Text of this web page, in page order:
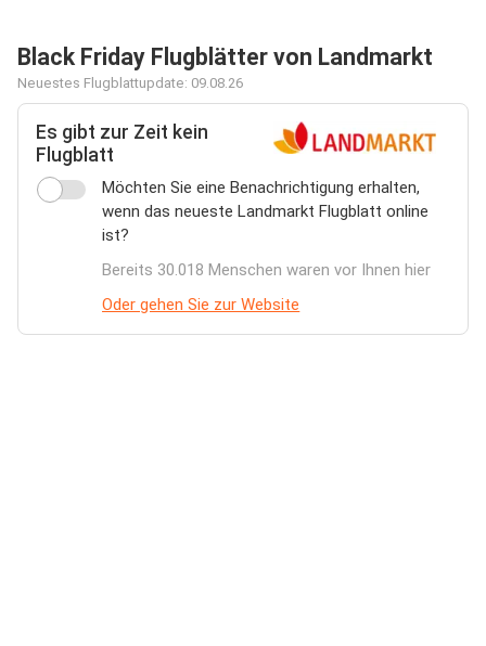
Black Friday Flugblätter von Landmarkt
Neuestes Flugblattupdate: 09.08.26
Es gibt zur Zeit kein
Flugblatt
Möchten Sie eine Benachrichtigung erhalten,
wenn das neueste Landmarkt Flugblatt online
ist?
Bereits 30.018 Menschen waren vor Ihnen hier
Oder gehen Sie zur Website